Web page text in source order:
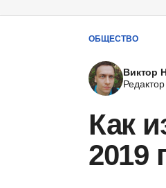
ОБЩЕСТВО
Виктор
Редактор
Как
2019